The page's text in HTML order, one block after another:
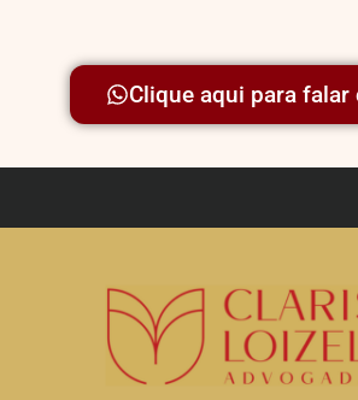
Clique aqui para falar